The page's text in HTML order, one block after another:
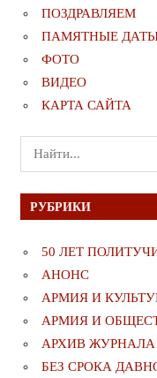
ПОЗДРАВЛЯЕМ
ПАМЯТНЫЕ
ФОТО
ВИДЕО
КАРТА САЙТА
Поиск
для:
РУБРИКИ
50 ЛЕТ
АНОНС
АРМИЯ И
АРМИЯ И
АРХИВ ЖУРНАЛА
БЕЗ СРОКА